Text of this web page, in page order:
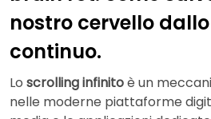
nostro cervello
continuo.
Lo scrolling infinitoè un
nelle moderne piattaforme